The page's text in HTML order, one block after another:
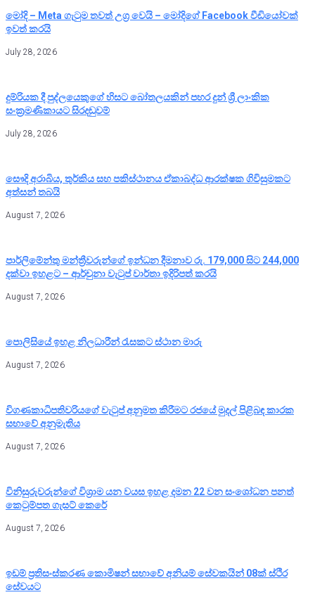
මෝදි – Meta ගැටුම තවත් උග්‍ර වෙයි – මෝදිගේ Facebook වීඩියෝවක්
ඉවත් කරයි
July 28, 2026
දුම්රියක දී පුද්ලයෙකුගේ හිසට බෝතලයකින් පහර දුන් ශ්‍රී ලාංකික
සංක්‍රමණිකායට සිරදඬුවම්
July 28, 2026
සෞදි අරාබිය, තුර්කිය සහ පකිස්ථානය ඒකාබද්ධ ආරක්ෂක ගිවිසුමකට
අත්සන් තබයි
August 7, 2026
පාර්ලිමේන්තු මන්ත්‍රීවරුන්ගේ ඉන්ධන දීමනාව රු. 179,000 සිට 244,000
දක්වා ඉහළට – ආර්චුනා වැටුප් වාර්තා ඉදිරිපත් කරයි
August 7, 2026
පොලිසියේ ඉහළ නිලධාරීන් රැසකට ස්ථාන මාරු
August 7, 2026
විගණකාධිපතිවරියගේ වැටුප් අනුමත කිරීමට රජයේ මුදල් පිළිබඳ කාරක
සභාවේ අනුමැතිය
August 7, 2026
විනිසුරුවරුන්ගේ විශ්‍රාම යන වයස ඉහළ දමන 22 වන සංශෝධන පනත්
කෙටුම්පත ගැසට් කෙරේ
August 7, 2026
ඉඩම් ප්‍රතිසංස්කරණ කොමිෂන් සභාවේ අනියම් සේවකයින් 08ක් ස්ථිර
සේවයට